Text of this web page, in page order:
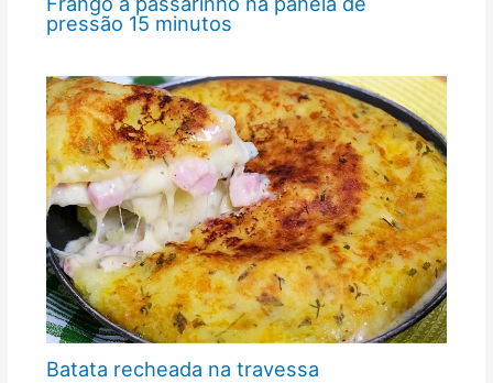
pressão 15 minutos
Batata recheada na travessa